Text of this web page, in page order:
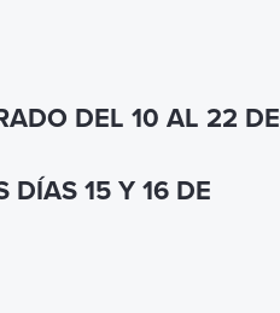
DEL 10 AL 22 DE
DÍAS 15 Y 16 DE